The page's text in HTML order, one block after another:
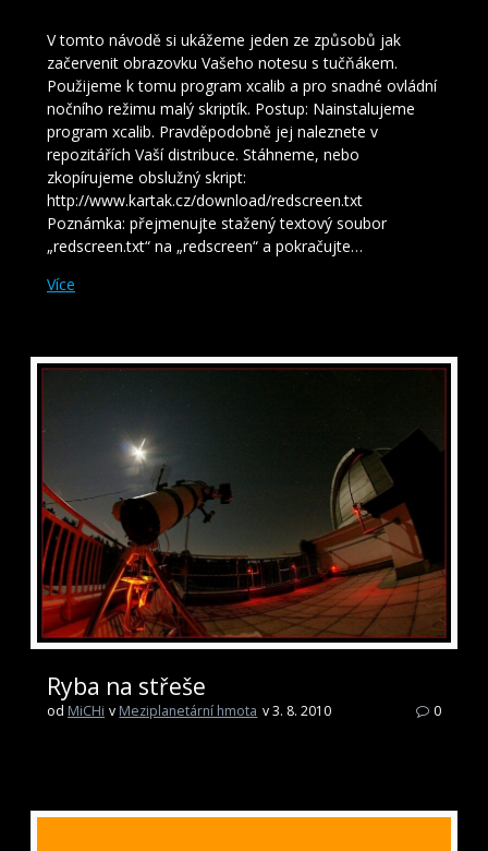
V tomto návodě si ukážeme jeden ze způsobů jak
začervenit obrazovku Vašeho notesu s tučňákem.
Použijeme k tomu program xcalib a pro snadné ovládní
nočního režimu malý skriptík. Postup: Nainstalujeme
program xcalib. Pravděpodobně jej naleznete v
repozitářích Vaší distribuce. Stáhneme, nebo
zkopírujeme obslužný skript:
http://www.kartak.cz/download/redscreen.txt
Poznámka: přejmenujte stažený textový soubor
„redscreen.txt“ na „redscreen“ a pokračujte…
Více
Ryba na střeše
od MiCHi v Meziplanetární hmota v 3. 8. 2010 0